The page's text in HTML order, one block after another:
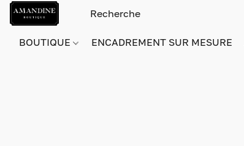
BOUTIQUE ENCADREMENT SUR MESURE